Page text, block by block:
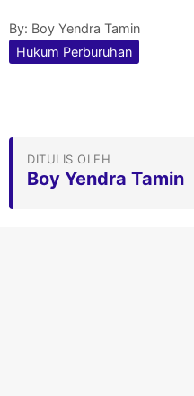
By: Boy Yendra Tamin
Hukum Perburuhan
DITULIS OLEH
Boy Yendra Tamin